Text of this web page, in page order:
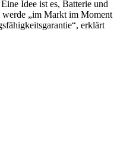
Idee ist es, Batterie und
werde „im Markt im Moment
erklärt